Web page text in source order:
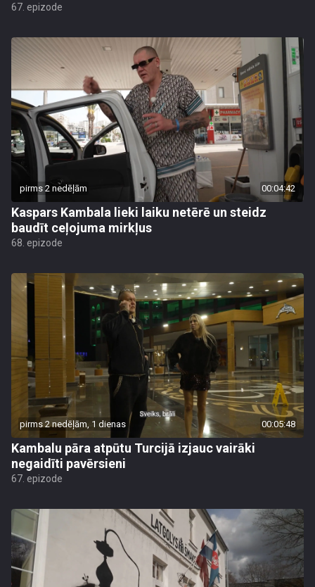
67. epizode
pirms 2 nedēļām 00:04:42
Kaspars Kambala lieki laiku netērē un steidz
baudīt ceļojuma mirkļus
68. epizode
pirms 2 nedēļām, 1 dienas 00:05:48
Kambalu pāra atpūtu Turcijā izjauc vairāki
negaidīti pavērsieni
67. epizode